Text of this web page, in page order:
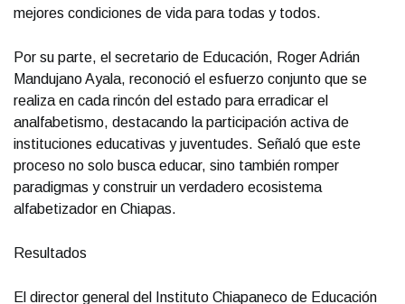
mejores condiciones de vida para todas y todos.
Por su parte, el secretario de Educación, Roger Adrián
Mandujano Ayala, reconoció el esfuerzo conjunto que se
realiza en cada rincón del estado para erradicar el
analfabetismo, destacando la participación activa de
instituciones educativas y juventudes. Señaló que este
proceso no solo busca educar, sino también romper
paradigmas y construir un verdadero ecosistema
alfabetizador en Chiapas.
Resultados
El director general del Instituto Chiapaneco de Educación